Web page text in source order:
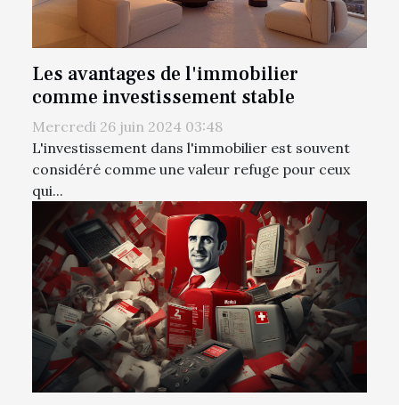
Les avantages de l'immobilier
comme investissement stable
Mercredi 26 juin 2024 03:48
L'investissement dans l'immobilier est souvent
considéré comme une valeur refuge pour ceux
qui...